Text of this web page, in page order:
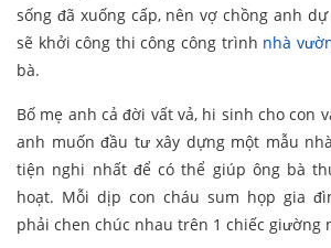
sống đã xuống cấp, nên vợ chồng anh
sẽ khởi công thi công công trình nhà
bà.
Bố mẹ anh cả đời vất vả, hi sinh cho con
anh muốn đầu tư xây dựng một mẫu
tiện nghi nhất để có thể giúp ông bà
hoạt. Mỗi dịp con cháu sum họp gia
phải chen chúc nhau trên 1 chiếc giường